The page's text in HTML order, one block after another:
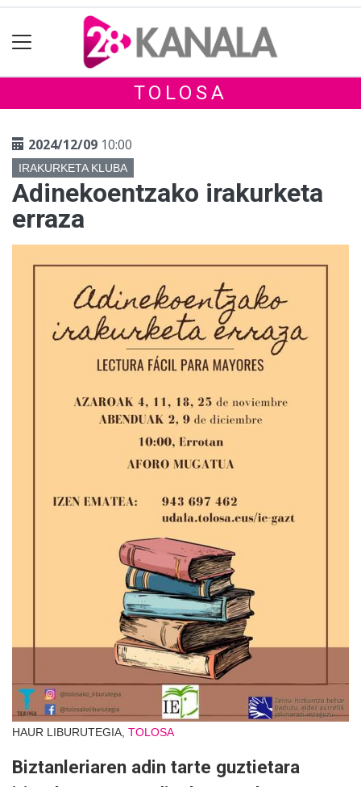
TOLOSA
2024/12/09 10:00
IRAKURKETA KLUBA
Adinekoentzako irakurketa
erraza
HAUR LIBURUTEGIA, TOLOSA
Biztanleriaren adin tarte guztietara